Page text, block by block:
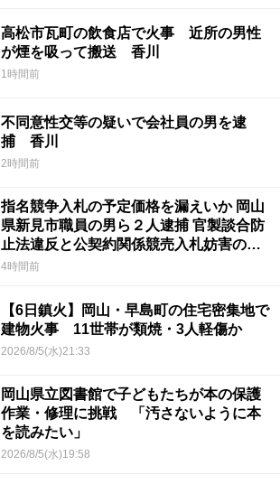
高松市瓦町の飲食店で火事 近所の男性
が煙を吸って搬送 香川
1時間前
不同意性交等の疑いで会社員の男を逮
捕 香川
2時間前
指名競争入札の予定価格を漏えいか 岡山
県新見市職員の男ら２人逮捕 官製談合防
止法違反と公契約関係競売入札妨害の疑
い
4時間前
【6日鎮火】岡山・早島町の住宅密集地で
建物火事 11世帯が類焼・3人軽傷か
2026/8/5(水)21:33
岡山県立図書館で子どもたちが本の保護
作業・修理に挑戦 「汚さないように本
を読みたい」
2026/8/5(水)19:58